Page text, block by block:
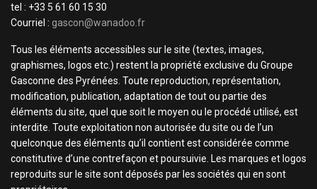
tel : +33 5 61 60 15 30
Courriel : gascon@wanadoo.fr
Tous les éléments accessibles sur le site (textes, images,
graphismes, logos etc.) restent la propriété exclusive du Groupe
Gasconne des Pyrénées. Toute reproduction, représentation,
modification, publication, adaptation de tout ou partie des
éléments du site, quel que soit le moyen ou le procédé utilisé, est
interdite. Toute exploitation non autorisée du site ou de l’un
quelconque des éléments qu’il contient est considérée comme
constitutive d’une contrefaçon et poursuivie. Les marques et logos
reproduits sur le site sont déposés par les sociétés qui en sont